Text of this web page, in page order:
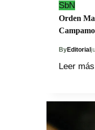
SbN
Orden
ByEditorial
Leer